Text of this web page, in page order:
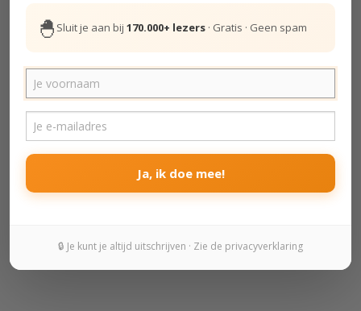
🐣 Sluit je aan bij 170.000+ lezers · Gratis · Geen spam
Ja, ik doe mee!
🔒 Je kunt je altijd uitschrijven · Zie de privacyverklaring